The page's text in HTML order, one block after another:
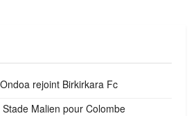
rejoint Birkirkara Fc
Malien pour Colombe